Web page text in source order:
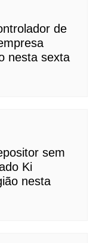
de
nesta sexta
sem
Ki
nesta